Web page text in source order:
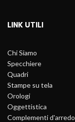
LINK UTILI
Chi Siamo
Specchiere
Quadri
Stampe su tela
Orologi
Oggettistica
Complementi d'arredo